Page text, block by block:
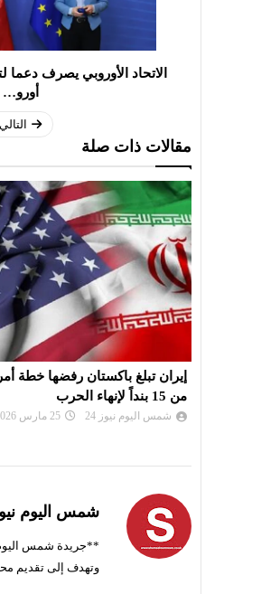
أورو…
التالي
مقالات ذات صلة
لاريجاني لترامب: لن نترككم حتى
تدفعوا الثمن
شمس اليوم نيوز 24 12 مارس 2026
شمس اليوم نيوز
**جريدة شمس اليوم
وتهدف إلى تقديم